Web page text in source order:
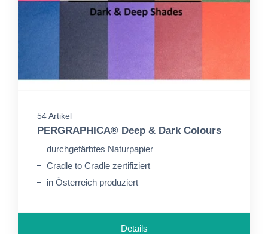
54 Artikel
PERGRAPHICA® Deep & Dark Colours
durchgefärbtes Naturpapier
Cradle to Cradle zertifiziert
in Österreich produziert
Details